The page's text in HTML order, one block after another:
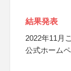
結果発表
2022年11月
公式ホーム